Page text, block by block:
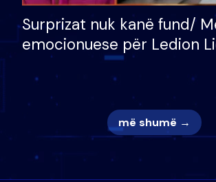
Surprizat nuk kanë fund/
emocionuese për Ledion
nëna dhe fëmijët e tij,
nuk i mban dot lotët: Nuk
më shumë →